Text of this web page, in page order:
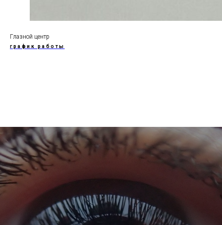
Глазной центр
график работы